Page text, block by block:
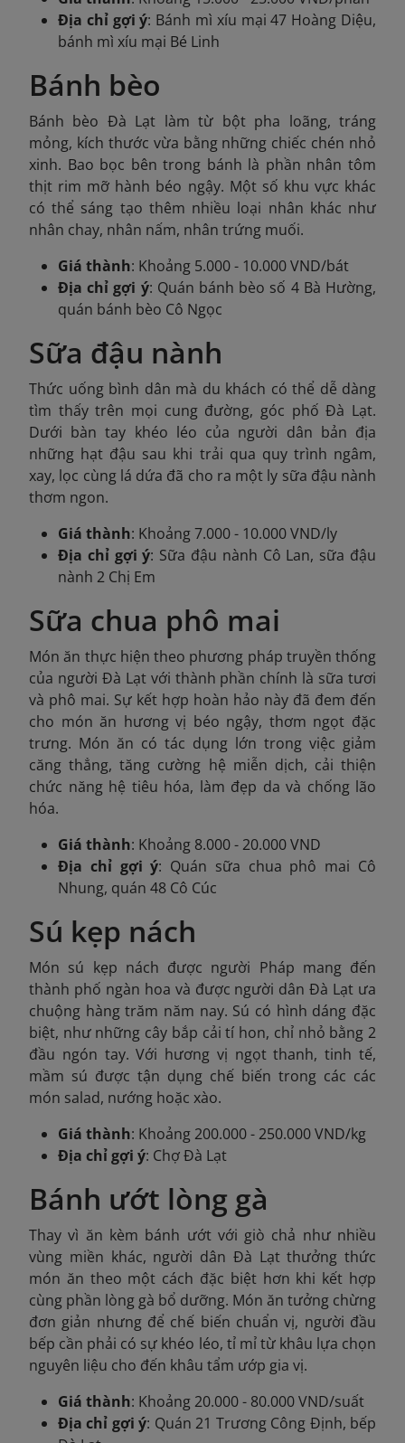
Địa chỉ gợi ý: Bánh mì xíu mại 47 Hoàng Diệu,
bánh mì xíu mại Bé Linh
Bánh bèo
Bánh bèo Đà Lạt làm từ bột pha loãng, tráng
mỏng, kích thước vừa bằng những chiếc chén nhỏ
xinh. Bao bọc bên trong bánh là phần nhân tôm
thịt rim mỡ hành béo ngậy. Một số khu vực khác
có thể sáng tạo thêm nhiều loại nhân khác như
nhân chay, nhân nấm, nhân trứng muối.
Giá thành: Khoảng 5.000 - 10.000 VND/bát
Địa chỉ gợi ý: Quán bánh bèo số 4 Bà Hường,
quán bánh bèo Cô Ngọc
Sữa đậu nành
Thức uống bình dân mà du khách có thể dễ dàng
tìm thấy trên mọi cung đường, góc phố Đà Lạt.
Dưới bàn tay khéo léo của người dân bản địa
những hạt đậu sau khi trải qua quy trình ngâm,
xay, lọc cùng lá dứa đã cho ra một ly sữa đậu nành
thơm ngon.
Giá thành: Khoảng 7.000 - 10.000 VND/ly
Địa chỉ gợi ý: Sữa đậu nành Cô Lan, sữa đậu
nành 2 Chị Em
Sữa chua phô mai
Món ăn thực hiện theo phương pháp truyền thống
của người Đà Lạt với thành phần chính là sữa tươi
và phô mai. Sự kết hợp hoàn hảo này đã đem đến
cho món ăn hương vị béo ngậy, thơm ngọt đặc
trưng. Món ăn có tác dụng lớn trong việc giảm
căng thẳng, tăng cường hệ miễn dịch, cải thiện
chức năng hệ tiêu hóa, làm đẹp da và chống lão
hóa.
Giá thành: Khoảng 8.000 - 20.000 VND
Địa chỉ gợi ý: Quán sữa chua phô mai Cô
Nhung, quán 48 Cô Cúc
Sú kẹp nách
Món sú kẹp nách được người Pháp mang đến
thành phố ngàn hoa và được người dân Đà Lạt ưa
chuộng hàng trăm năm nay. Sú có hình dáng đặc
biệt, như những cây bắp cải tí hon, chỉ nhỏ bằng 2
đầu ngón tay. Với hương vị ngọt thanh, tinh tế,
mầm sú được tận dụng chế biến trong các các
món salad, nướng hoặc xào.
Giá thành: Khoảng 200.000 - 250.000 VND/kg
Địa chỉ gợi ý: Chợ Đà Lạt
Bánh ướt lòng gà
Thay vì ăn kèm bánh ướt với giò chả như nhiều
vùng miền khác, người dân Đà Lạt thưởng thức
món ăn theo một cách đặc biệt hơn khi kết hợp
cùng phần lòng gà bổ dưỡng. Món ăn tưởng chừng
đơn giản nhưng để chế biến chuẩn vị, người đầu
bếp cần phải có sự khéo léo, tỉ mỉ từ khâu lựa chọn
nguyên liệu cho đến khâu tẩm ướp gia vị.
Giá thành: Khoảng 20.000 - 80.000 VND/suất
Địa chỉ gợi ý: Quán 21 Trương Công Định, bếp